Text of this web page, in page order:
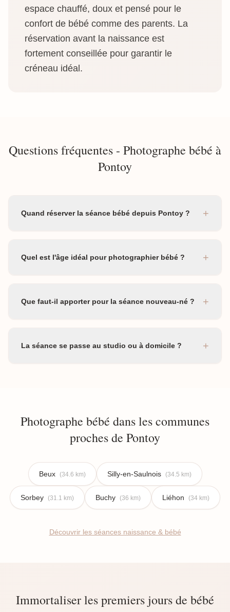
espace chauffé, doux et pensé pour le
confort de bébé comme des parents. La
réservation avant la naissance est
fortement conseillée pour garantir le
créneau idéal.
Questions fréquentes - Photographe bébé à
Pontoy
Quand réserver la séance bébé depuis Pontoy ? +
Quel est l'âge idéal pour photographier bébé ? +
Que faut-il apporter pour la séance nouveau-né ? +
La séance se passe au studio ou à domicile ? +
Photographe bébé dans les communes
proches de Pontoy
Beux (34.6 km) Silly-en-Saulnois (34.5 km)
Sorbey (31.1 km) Buchy (36 km) Liéhon (34 km)
Découvrir les séances naissance & bébé
Immortaliser les premiers jours de bébé